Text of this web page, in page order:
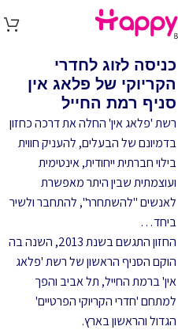
כניסה לזוג לחדרי
הקריוקי של פלאג אין
סניף רמת החייל
רשת 'פלאג אין' החלה את דרכה כחזון
בדמיונם של הבעלים, להעניק חווית
בילוי חברתית ייחודית, אינטימית
ועוצמתית שבין היתר מאפשרת
לאנשים "להשתחרר", להתחבר ולשיר
ביחד…
החזון התגשם בשנת 2013, השנה בה
הוקם הסניף הראשון של רשת 'פלאג
אין' ברמת החייל, תל אביב והפך
למתחם 'חדרי הקריוקי הפרטיים'
הגדול והראשון בארץ.